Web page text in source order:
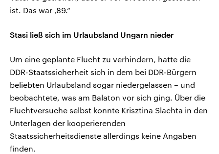
ist. Das war ‚89.“
Stasi ließ sich im Urlaubsland Ungarn nieder
Um eine geplante Flucht zu verhindern, hatte die
DDR-Staatssicherheit sich in dem bei DDR-Bürgern
beliebten Urlaubsland sogar niedergelassen – und
beobachtete, was am Balaton vor sich ging. Über die
Fluchtversuche selbst konnte Krisztina Slachta in den
Unterlagen der kooperierenden
Staatssicherheitsdienste allerdings keine Angaben
finden.